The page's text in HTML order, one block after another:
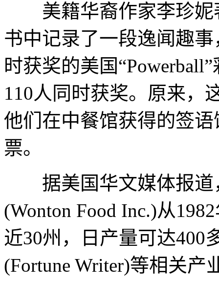
美籍华裔作家李珍妮
书中记录了一段逸闻趣
时获奖的美国
110人同时获奖。原来，
他们在中餐馆获得的签
票。
据美国华文媒体报道
(Wonton Food Inc.)从
近30州，日产量可达400
(Fortune Writer)等相关产